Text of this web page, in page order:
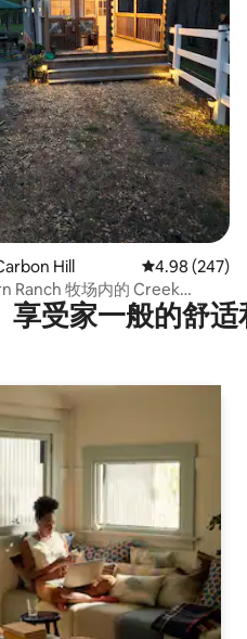
分），共 22 条评价
Hill 平均评分 4.98
4.98 (247)
Ranch 牧场内的 Creek
享受家一般的舒